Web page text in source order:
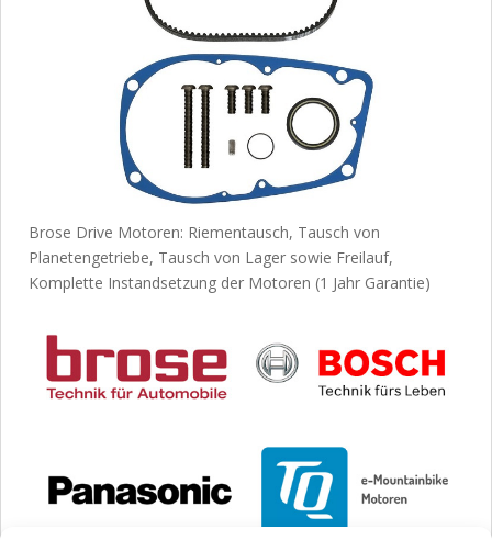
Brose Drive Motoren: Riementausch, Tausch von
Planetengetriebe, Tausch von Lager sowie Freilauf,
Komplette Instandsetzung der Motoren (1 Jahr Garantie)